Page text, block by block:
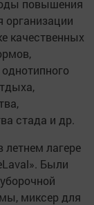
повышения
организации
качественных
стада и др.
лагере
Были
миксер для